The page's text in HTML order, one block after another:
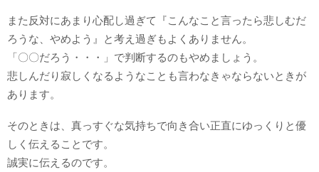
また反対にあまり心配し過ぎて『こんなこと言ったら悲しむだ
ろうな、やめよう』と考え過ぎもよくありません。
「〇〇だろう・・・」で判断するのもやめましょう。
悲しんだり寂しくなるようなことも言わなきゃならないときが
あります。
そのときは、真っすぐな気持ちで向き合い正直にゆっくりと優
しく伝えることです。
誠実に伝えるのです。